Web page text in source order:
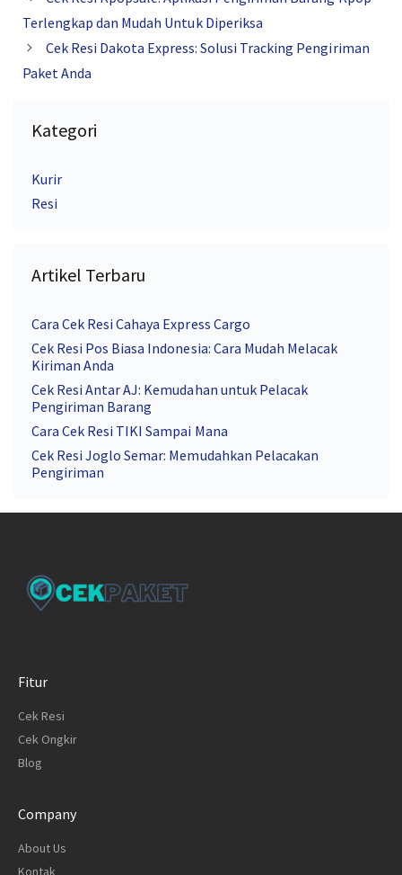
Terlengkap dan Mudah Untuk Diperiksa
Cek Resi Dakota Express: Solusi Tracking Pengiriman
Paket Anda
Kategori
Kurir
Resi
Artikel Terbaru
Cara Cek Resi Cahaya Express Cargo
Cek Resi Pos Biasa Indonesia: Cara Mudah Melacak
Kiriman Anda
Cek Resi Antar AJ: Kemudahan untuk Pelacak
Pengiriman Barang
Cara Cek Resi TIKI Sampai Mana
Cek Resi Joglo Semar: Memudahkan Pelacakan
Pengiriman
Fitur
Cek Resi
Cek Ongkir
Blog
Company
About Us
Kontak